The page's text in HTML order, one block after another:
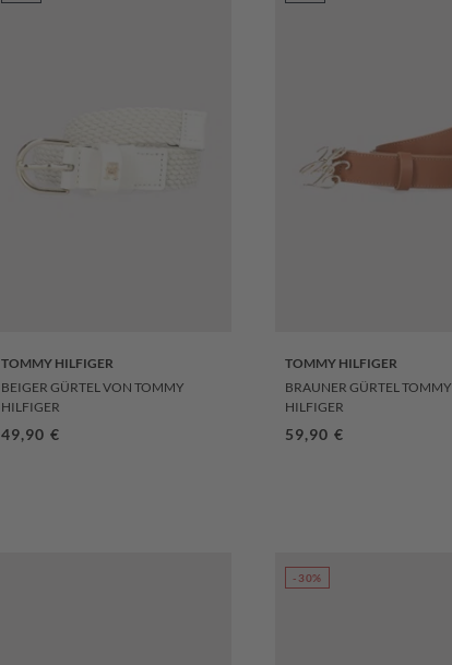
TOMMY HILFIGER
BEIGER GÜRTEL VON TOMMY
HILFIGER
Regulärer Preis:
49,90 €
TOMMY HILFIGER
BRAUNER GÜRTEL TOMMY
HILFIGER
Regulärer Preis:
59,90 €
-30%